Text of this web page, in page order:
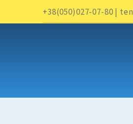
+38(050)027-07-80 |